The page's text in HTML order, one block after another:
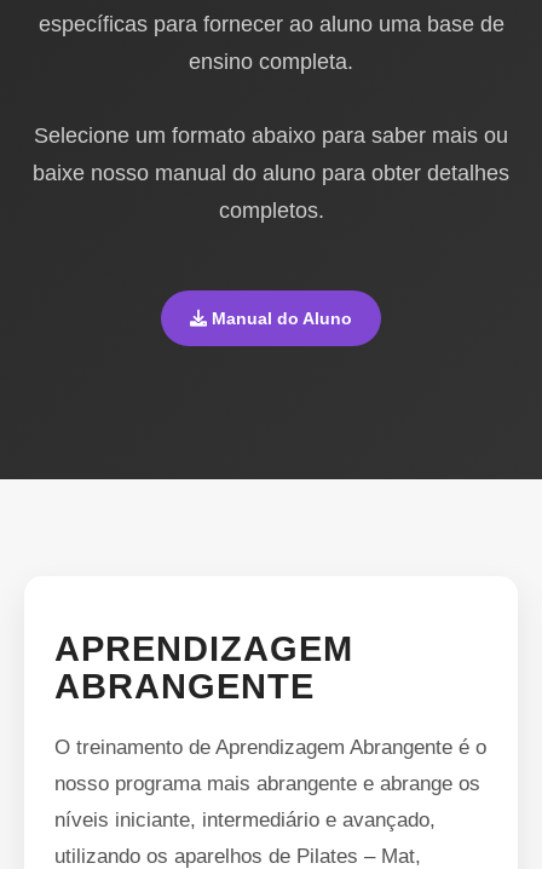
específicas para fornecer ao aluno uma base de
ensino completa.
Selecione um formato abaixo para saber mais ou
baixe nosso manual do aluno para obter detalhes
completos.
Manual do Aluno
APRENDIZAGEM
ABRANGENTE
O treinamento de Aprendizagem Abrangente é o
nosso programa mais abrangente e abrange os
níveis iniciante, intermediário e avançado,
utilizando os aparelhos de Pilates – Mat,